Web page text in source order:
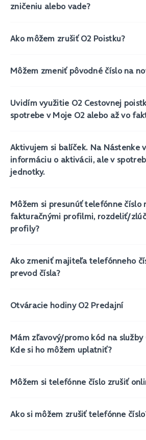
zničeniu alebo vade?
Ako môžem zrušiť O2 Poistku?
Môžem zmeniť pôvodné číslo na
Uvidím využitie O2 Cestovnej
spotrebe v Moje O2 alebo až vo
Aktivujem si balíček. Na Nástenke
informáciu o aktivácii, ale v
jednotky.
Môžem si presunúť telefónne číslo
fakturačnými profilmi, rozdeliť/
profily?
Ako zmeniť majiteľa telefónneho
prevod čísla?
Otváracie hodiny O2 Predajní
Mám zľavový/promo kód na
Kde si ho môžem uplatniť?
Môžem si telefónne číslo zrušiť
Ako si môžem zrušiť telefónne